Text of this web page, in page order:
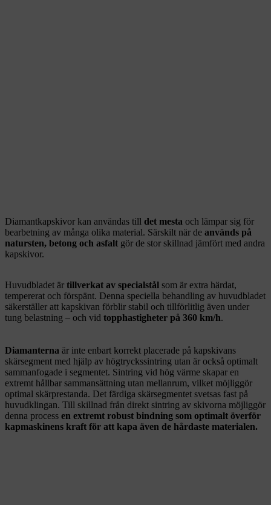
Diamantkapskivor kan användas till det mesta och lämpar sig för
bearbetning av många olika material. Särskilt när de används på
natursten, betong och asfalt gör de stor skillnad jämfört med andra
kapskivor.
Huvudbladet är tillverkat av specialstål som är extra härdat,
tempererat och förspänt. Denna speciella behandling av huvudbladet
säkerställer att kapskivan förblir stabil och tillförlitlig även under
tung belastning – och vid topphastigheter på 360 km/h.
Diamanterna är inte enbart korrekt placerade på kapskivans
skärsegment med hjälp av högtryckssintring utan är också optimalt
sammanfogade i segmentet. Sintring vid hög värme skapar en
extremt hållbar sammansättning utan mellanrum, vilket möjliggör
optimal skärprestanda. Det färdiga skärsegmentet svetsas fast på
huvudklingan. Till skillnad från direkt sintring av skivorna möjliggör
denna process en extremt robust bindning som optimalt överför
kapmaskinens kraft för att kapa även de hårdaste materialen.